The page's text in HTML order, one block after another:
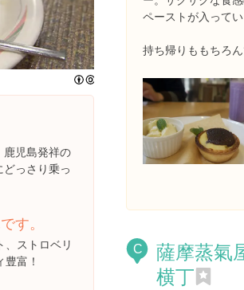
Attribution-ShareAlike
鹿児島発祥の
っさり乗っ
す。
、ストロベリ
富！
ペーストが入ってい
持ち帰りももちろ
C
薩摩蒸氣
横丁